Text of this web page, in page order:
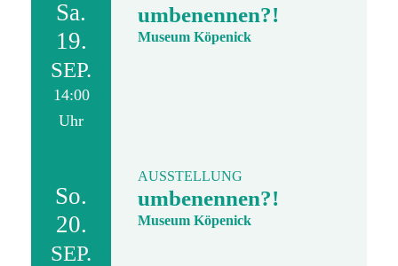
Sa.
19.
SEP.
14:00
Uhr
umbenennen?!
Museum Köpenick
So.
20.
SEP.
AUSSTELLUNG
umbenennen?!
Museum Köpenick